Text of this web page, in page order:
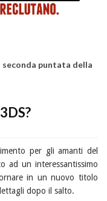
puntata della
per gli amanti del
ad un interessantissimo
in un nuovo titolo
dopo il salto.